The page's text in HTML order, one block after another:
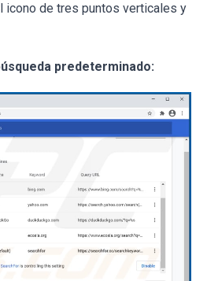
icono de tres puntos verticales y
predeterminado: